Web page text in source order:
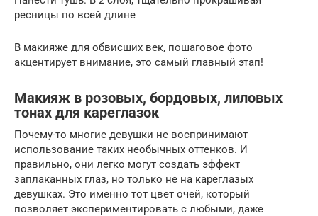
ресницы по всей длине
В макияже для обвисших век, пошаговое фото
акцентирует внимание, это самый главный этап!
Макияж в розовых, бордовых, лиловых
тонах для кареглазок
Почему-то многие девушки не воспринимают
использование таких необычных оттенков. И
правильно, они легко могут создать эффект
заплаканных глаз, но только не на кареглазых
девушках. Это именно тот цвет очей, который
позволяет экспериментировать с любыми, даже